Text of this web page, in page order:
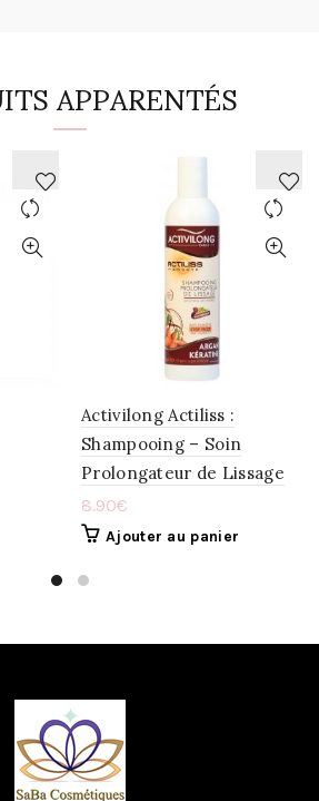
APPARENTÉS
Activilong Actiliss :
Shampooing – Soin
Prolongateur de Lissage
8.90€
Ajouter au panier